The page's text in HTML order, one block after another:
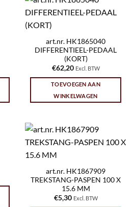
art.nr. HK1865040
DIFFERENTIEEL-PEDAAL
(KORT)
€62,20 Excl. BTW
TOEVOEGEN AAN
WINKELWAGEN
art.nr. HK1867909
TREKSTANG-PASPEN 100 X
15.6 MM
€5,30 Excl. BTW